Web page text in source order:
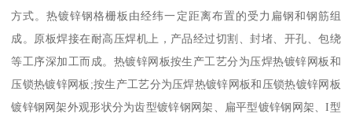
方式。热镀锌钢格栅板由经纬一定距离布置的受力扁钢和钢筋组
成。原板焊接在耐高压焊机上，产品经过切割、封堵、开孔、包绕
等工序深加工而成。热镀锌网板按生产工艺分为压焊热镀锌网板和
压锁热镀锌网板;按生产工艺分为压焊热镀锌网板和压锁热镀锌网板
镀锌钢网架外观形状分为齿型镀锌钢网架、扁平型镀锌钢网架、I型